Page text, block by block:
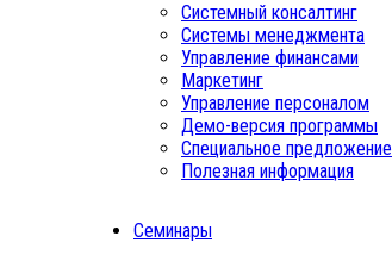
Системный консалтинг
Системы менеджмента
Управление финансами
Маркетинг
Управление персоналом
Демо-версия программы
Специальное предложение
Полезная информация
Семинары